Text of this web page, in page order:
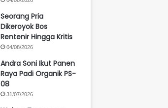
Seorang Pria
Dikeroyok Bos
Rentenir Hingga Kritis
04/08/2026
Andra Soni Ikut Panen
Raya Padi Organik PS-
08
31/07/2026